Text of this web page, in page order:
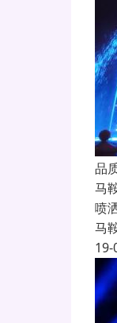
品
马
喷
马
19-